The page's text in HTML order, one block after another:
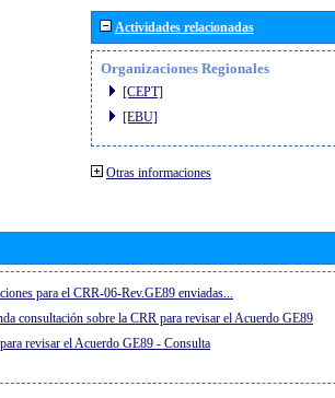
Actividades relacionadas
Organizaciones Regionales
[CEPT]
[EBU]
Otras informaciones
para el CRR-06-Rev.GE89 enviadas...
consultación sobre la CRR para revisar el Acuerdo GE89
revisar el Acuerdo GE89 - Consulta